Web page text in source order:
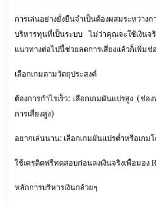
การเล่นอย่างยั่งยืนจำเป็นต้องผสมระหว่าง
บริหารทุนที่เป็นระบบ ไม่ว่าคุณจะใช้เงิน
แนวทางต่อไปนี้ช่วยลดการเสี่ยงแล้วก็เพิ่ม
เลือกเกมตามวัตถุประสงค์
ต้องการกำไรเร็ว: เลือกเกมผันแปรสูง (ช่
การเสี่ยงสูง)
อยากเล่นนาน: เลือกเกมผันแปรต่ำหรือเกม
ใช้เครดิตฟรีทดสอบก่อนลงเงินจริงเพื่อมอง
หลักการบริหารเงินกล้วยๆ